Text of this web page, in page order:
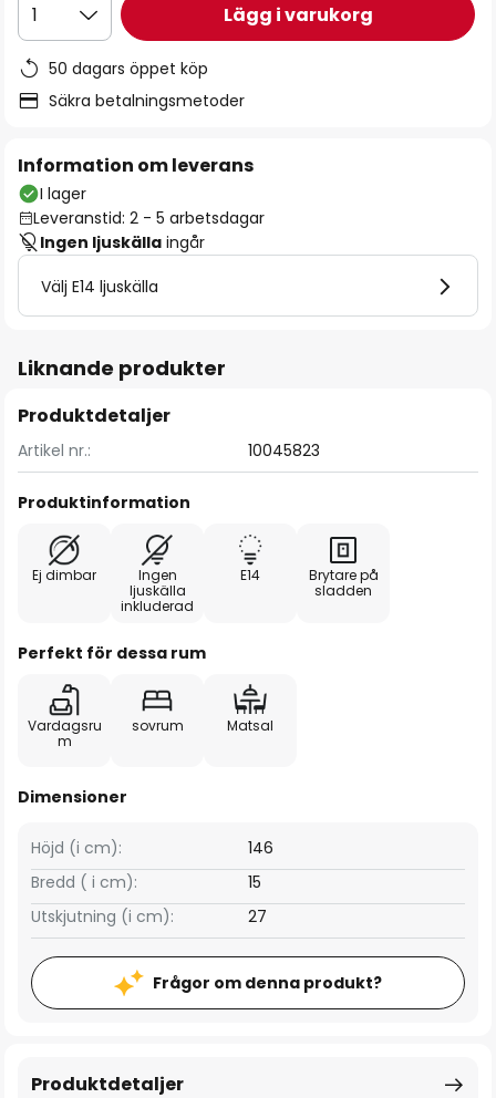
1 Lägg i varukorg
50 dagars öppet köp
Säkra betalningsmetoder
Information om leverans
I lager
Leveranstid: 2 - 5 arbetsdagar
Ingen ljuskälla ingår
Välj E14 ljuskälla
Liknande produkter
Produktdetaljer
Artikel nr.: 10045823
Produktinformation
Ej dimbar
Ingen
ljuskälla
inkluderad
E14
Brytare på
sladden
Perfekt för dessa rum
Vardagsru
m
sovrum Matsal
Dimensioner
Bredd ( i cm): 15
Höjd (i cm): 146
Utskjutning (i cm): 27
Frågor om denna produkt?
Produktdetaljer